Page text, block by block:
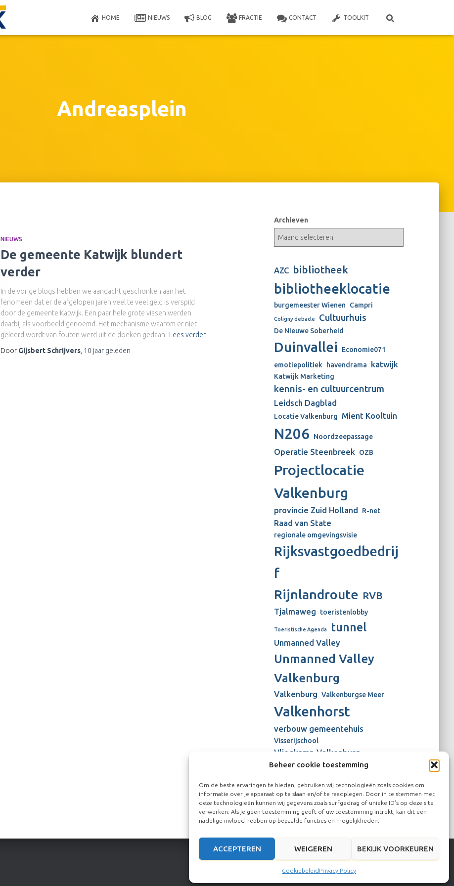
Beheer cookie toestemming
Om de beste ervaringen te bieden, gebruiken wij technologieën zoals cookies om
informatie over je apparaat op te slaan en/of te raadplegen. Door in te stemmen met
deze technologieën kunnen wij gegevens zoals surfgedrag of unieke ID's op deze site
verwerken. Als je geen toestemming geeft of uw toestemming intrekt, kan dit een
nadelige invloed hebben op bepaalde functies en mogelijkheden.
ACCEPTEREN WEIGEREN BEKIJK VOORKEUREN
CookiebeleidPrivacy Policy
HOME NIEUWS BLOG FRACTIE CONTACT TOOLKIT
Andreasplein
NIEUWS
De gemeente Katwijk blundert
verder
In de vorige blogs hebben we aandacht geschonken aan het
fenomeen dat er de afgelopen jaren veel te veel geld is verspild
door de gemeente Katwijk. Een paar hele grote vissen werden
daarbij als voorbeeld genoemd. Het mechanisme waarom er niet
geleerd wordt van fouten werd uit de doeken gedaan. Lees verder
Door Gijsbert Schrijvers 10 jaar geleden
Archieven
AZC bibliotheek
bibliotheeklocatie
burgemeester Wienen Campri
Coligny debacle Cultuurhuis
De Nieuwe Soberheid
Duinvallei
Economie071
emotiepolitiek
havendrama katwijk
Katwijk Marketing
kennis- en cultuurcentrum
Leidsch Dagblad
Locatie Valkenburg Mient Kooltuin
N206 Noordzeepassage
Operatie Steenbreek OZB
Projectlocatie
Valkenburg
provincie Zuid Holland R-net
Raad van State
regionale omgevingsvisie
Rijksvastgoedbedrij
f
Rijnlandroute RVB
Tjalmaweg toeristenlobby
Toeristische Agenda tunnel
Unmanned Valley
Unmanned Valley
Valkenburg
Valkenburg Valkenburgse Meer
Valkenhorst
verbouw gemeentehuis
Visserijschool
Vliegkamp Valkenburg
Vliegveld Valkenburg Wienen-tijdperk